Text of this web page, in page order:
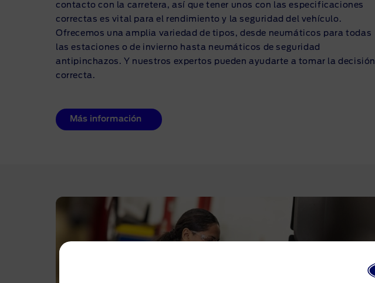
contacto con la carretera, así que tener unos con las especificaciones
correctas es vital para el rendimiento y la seguridad del vehículo.
Ofrecemos una amplia variedad de tipos, desde neumáticos para todas
las estaciones o de invierno hasta neumáticos de seguridad
antipinchazos. Y nuestros expertos pueden ayudarte a tomar la decisión
correcta.
Más información